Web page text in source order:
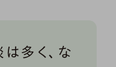
多く、な